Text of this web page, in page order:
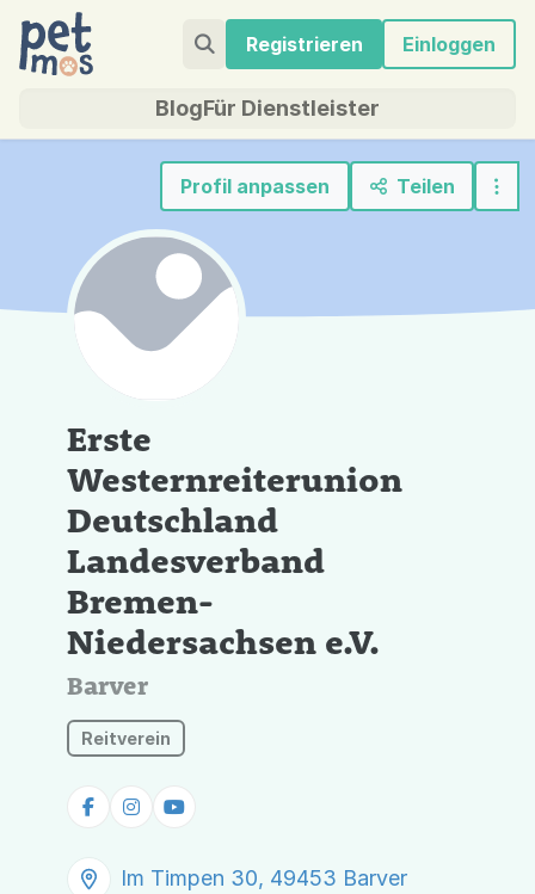
Registrieren Einloggen
BlogFür Dienstleister
Profil anpassen Teilen
Erste
Westernreiterunion
Deutschland
Landesverband
Bremen-
Niedersachsen e.V.
Barver
Reitverein
Im Timpen 30, 49453 Barver